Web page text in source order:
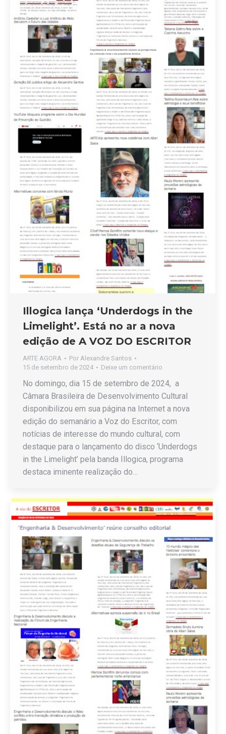
Illogica lança ‘Underdogs in the
Limelight’. Está no ar a nova
edição de A VOZ DO ESCRITOR
ARTE AGORA Por Alexandre Santos
15 de setembro de 2024
Deixe um comentário
No domingo, dia 15 de setembro de 2024, a
Câmara Brasileira de Desenvolvimento Cultural
disponibilizou em sua página na Internet a nova
edição do semanário a Voz do Escritor, com
notícias de interesse do mundo cultural, com
destaque para o lançamento do disco ‘Underdogs
in the Limelight’ pela banda Illogica, programa
destaca iminente realização do…